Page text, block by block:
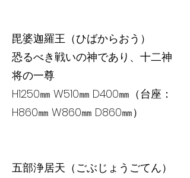
毘婆迦羅王（ひばからおう）
恐るべき戦いの神であり、十二神
将の一尊
H1250㎜ W510㎜ D400㎜（台座：
H860㎜ W860㎜ D860㎜）
五部浄居天（ごぶじょうごてん）